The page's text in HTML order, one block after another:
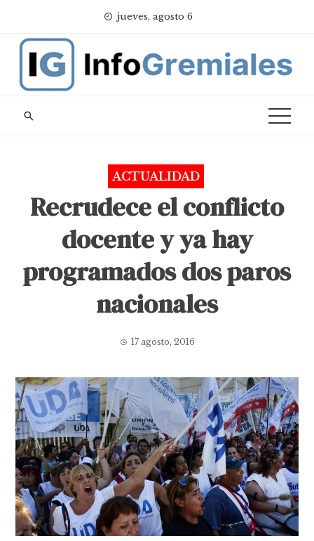
content
jueves, agosto 6
ACTUALIDAD
Recrudece el conflicto
docente y ya hay
programados dos paros
nacionales
17 agosto, 2016